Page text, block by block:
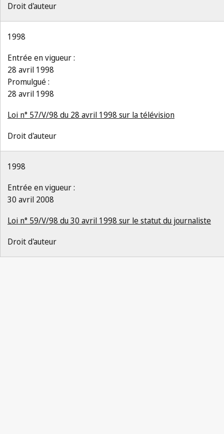
Droit d'auteur
1998
Entrée en vigueur :
28 avril 1998
Promulgué :
28 avril 1998
Loi n° 57/V/98 du 28 avril 1998 sur la télévision
Droit d'auteur
1998
Entrée en vigueur :
30 avril 2008
Loi n° 59/V/98 du 30 avril 1998 sur le statut du journaliste
Droit d'auteur